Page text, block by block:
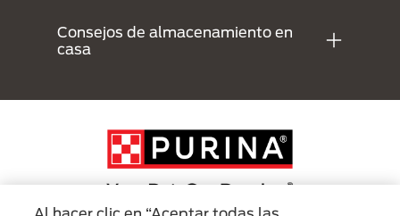
Consejos de almacenamiento en
casa